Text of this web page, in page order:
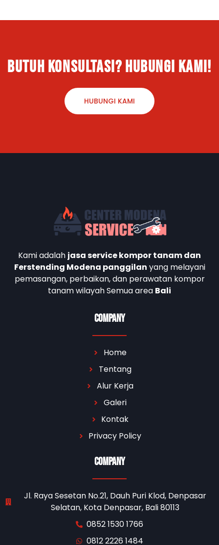
butuh konsultasi? hubungi kami!
HUBUNGI KAMI
Kami adalah jasa service kompor tanam dan
Ferstending Modena panggilan yang melayani
pemasangan, perbaikan, dan perawatan kompor
tanam wilayah Semua area Bali
Company
Home
Tentang
Alur Kerja
Galeri
Kontak
Privacy Policy
Company
Jl. Raya Sesetan No.21, Dauh Puri Klod, Denpasar
Selatan, Kota Denpasar, Bali 80113
0852 1530 1766
0812 2226 1484